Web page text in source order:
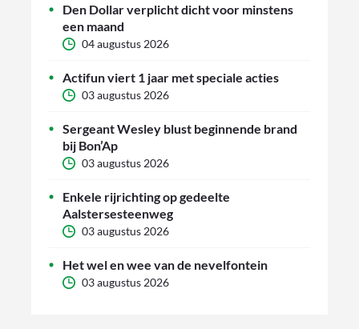
Den Dollar verplicht dicht voor minstens
een maand
04 augustus 2026
Actifun viert 1 jaar met speciale acties
03 augustus 2026
Sergeant Wesley blust beginnende brand
bij Bon’Ap
03 augustus 2026
Enkele rijrichting op gedeelte
Aalstersesteenweg
03 augustus 2026
Het wel en wee van de nevelfontein
03 augustus 2026